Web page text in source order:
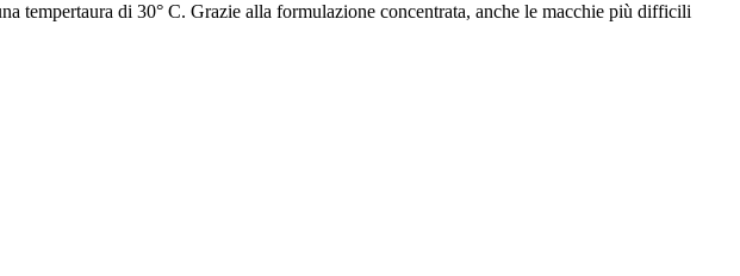
tempertaura di 30° C. Grazie alla formulazione concentrata, anche le macchie più difficili